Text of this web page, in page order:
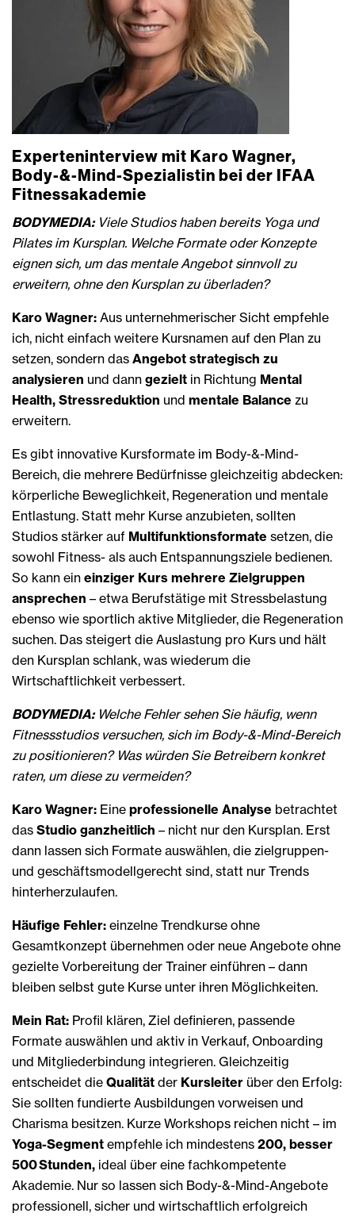
Experteninterview mit Karo Wagner,
Body-&-Mind-Spezialistin bei der IFAA
Fitnessakademie
BODYMEDIA: Viele Studios haben bereits Yoga und
Pilates im Kursplan. Welche Formate oder Konzepte
eignen sich, um das mentale Angebot sinnvoll zu
erweitern, ohne den Kursplan zu überladen?
Karo Wagner: Aus unternehmerischer Sicht empfehle
ich, nicht einfach weitere Kursnamen auf den Plan zu
setzen, sondern das Angebot strategisch zu
analysieren und dann gezielt in Richtung Mental
Health, Stressreduktion und mentale Balance zu
erweitern.
Es gibt innovative Kursformate im Body-&-Mind-
Bereich, die mehrere Bedürfnisse gleichzeitig abdecken:
körperliche Beweglichkeit, Regeneration und mentale
Entlastung. Statt mehr Kurse anzubieten, sollten
Studios stärker auf Multifunktionsformate setzen, die
sowohl Fitness- als auch Entspannungsziele bedienen.
So kann ein einziger Kurs mehrere Zielgruppen
ansprechen – etwa Berufstätige mit Stressbelastung
ebenso wie sportlich aktive Mitglieder, die Regeneration
suchen. Das steigert die Auslastung pro Kurs und hält
den Kursplan schlank, was wiederum die
Wirtschaftlichkeit verbessert.
BODYMEDIA: Welche Fehler sehen Sie häufig, wenn
Fitnessstudios versuchen, sich im Body-&-Mind-Bereich
zu positionieren? Was würden Sie Betreibern konkret
raten, um diese zu vermeiden?
Karo Wagner: Eine professionelle Analyse betrachtet
das Studio ganzheitlich – nicht nur den Kursplan. Erst
dann lassen sich Formate auswählen, die zielgruppen-
und geschäftsmodellgerecht sind, statt nur Trends
hinterherzulaufen.
Häufige Fehler: einzelne Trendkurse ohne
Gesamtkonzept übernehmen oder neue Angebote ohne
gezielte Vorbereitung der Trainer einführen – dann
bleiben selbst gute Kurse unter ihren Möglichkeiten.
Mein Rat: Profil klären, Ziel definieren, passende
Formate auswählen und aktiv in Verkauf, Onboarding
und Mitgliederbindung integrieren. Gleichzeitig
entscheidet die Qualität der Kursleiter über den Erfolg:
Sie sollten fundierte Ausbildungen vorweisen und
Charisma besitzen. Kurze Workshops reichen nicht – im
Yoga-Segment empfehle ich mindestens 200, besser
500 Stunden, ideal über eine fachkompetente
Akademie. Nur so lassen sich Body-&-Mind-Angebote
professionell, sicher und wirtschaftlich erfolgreich